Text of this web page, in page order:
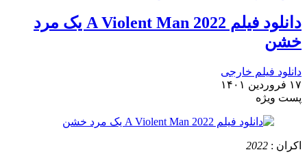
دانلود فیلم A Violent Man 2022 یک مرد
خشن
دانلود فیلم خارجی
۱۷ فروردین ۱۴۰۱
پست ويژه
اکران : 2022